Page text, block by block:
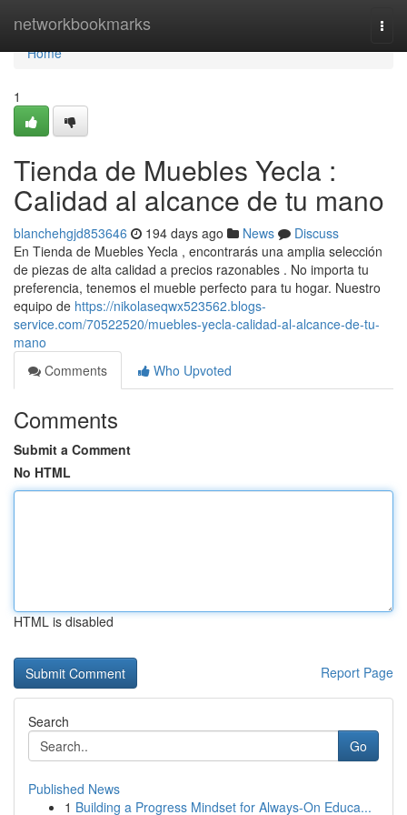
networkbookmarks
Home
Home
1
Tienda de Muebles Yecla :
Calidad al alcance de tu mano
blanchehgjd853646 194 days ago News
Discuss
En Tienda de Muebles Yecla , encontrarás una amplia selección
de piezas de alta calidad a precios razonables . No importa tu
preferencia, tenemos el mueble perfecto para tu hogar. Nuestro
equipo de https://nikolaseqwx523562.blogs-
service.com/70522520/muebles-yecla-calidad-al-alcance-de-tu-
mano
Comments
Who Upvoted
Comments
Submit a Comment
No HTML
HTML is disabled
Report Page
Search
Go
Published News
1 Building a Progress Mindset for Always‑On Educa...